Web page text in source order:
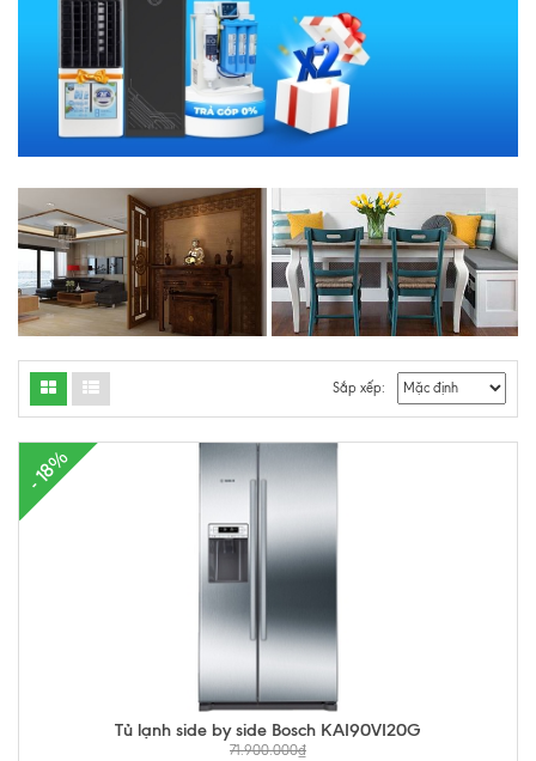
Sắp xếp:
- 18%
Tủ lạnh side by side Bosch KAI90VI20G
71.900.000₫